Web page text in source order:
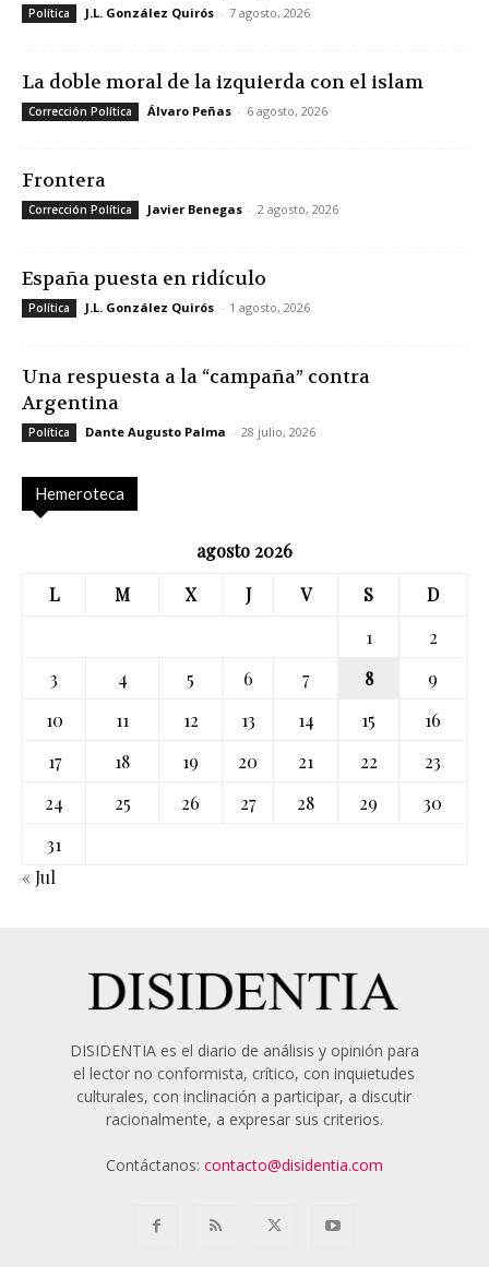
Política J.L. González Quirós - 7 agosto, 2026
La doble moral de la izquierda con el islam
Corrección Política Álvaro Peñas - 6 agosto, 2026
Frontera
Corrección Política Javier Benegas - 2 agosto, 2026
España puesta en ridículo
Política J.L. González Quirós - 1 agosto, 2026
Una respuesta a la “campaña” contra
Argentina
Política Dante Augusto Palma - 28 julio, 2026
Hemeroteca
agosto 2026
L
M X J V S
D
1
2
3
4 5 6 7 8
9
10
11 12 13 14 15
16
17
18 19 20 21 22
23
24
25 26 27 28 29
30
31
« Jul
DISIDENTIA es el diario de análisis y opinión para
el lector no conformista, crítico, con inquietudes
culturales, con inclinación a participar, a discutir
racionalmente, a expresar sus criterios.
Contáctanos: contacto@disidentia.com